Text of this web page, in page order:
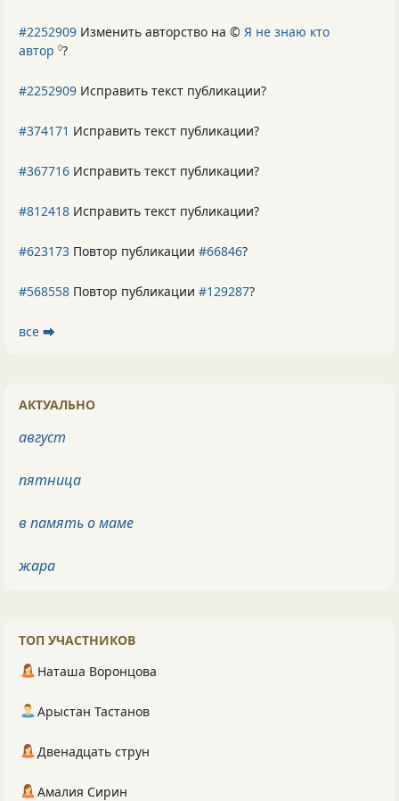
#2252909 Изменить авторство на © Я не знаю кто
автор 0?
#2252909 Исправить текст публикации?
#374171 Исправить текст публикации?
#367716 Исправить текст публикации?
#812418 Исправить текст публикации?
#623173 Повтор публикации #66846?
#568558 Повтор публикации #129287?
все ⮕
АКТУАЛЬНО
август
пятница
в память о маме
жара
ТОП УЧАСТНИКОВ
Наташа Воронцова
Арыстан Тастанов
Двенадцать струн
Амалия Сирин